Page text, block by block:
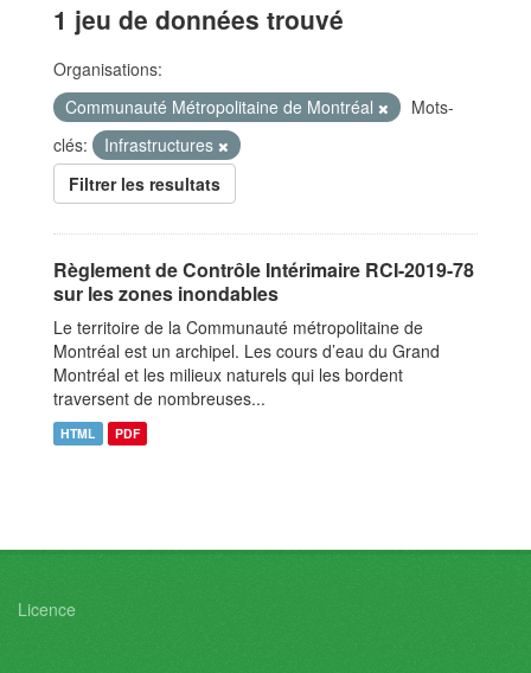
1 jeu de données trouvé
Organisations:
Communauté Métropolitaine de Montréal
Mots-
clés:
Infrastructures
Filtrer les resultats
Règlement de Contrôle Intérimaire RCI-2019-78
sur les zones inondables
Le territoire de la Communauté métropolitaine de
Montréal est un archipel. Les cours d’eau du Grand
Montréal et les milieux naturels qui les bordent
traversent de nombreuses...
HTML PDF
Licence